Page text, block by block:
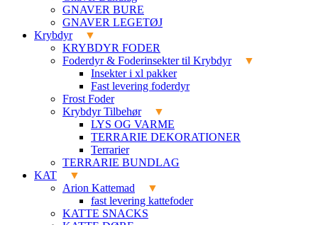
GNAVER BURE
GNAVER LEGETØJ
Krybdyr
KRYBDYR FODER
Foderdyr & Foderinsekter til Krybdyr
Insekter i xl pakker
Fast levering foderdyr
Frost Foder
Krybdyr Tilbehør
LYS OG VARME
TERRARIE DEKORATIONER
Terrarier
TERRARIE BUNDLAG
KAT
Arion Kattemad
fast levering kattefoder
KATTE SNACKS